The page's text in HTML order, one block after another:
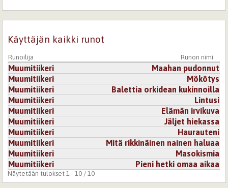
Kirjaudutairekisteröidykommentoidaksesi
Käyttäjän kaikki runot
Runoilija Runon nimi
Muumitiikeri
Maahan pudonnut
Muumitiikeri
Mökötys
Muumitiikeri
Balettia orkidean kukinnoilla
Muumitiikeri
Lintusi
Muumitiikeri
Elämän irvikuva
Muumitiikeri
Jäljet hiekassa
Muumitiikeri
Haurauteni
Muumitiikeri
Mitä rikkinäinen nainen haluaa
Muumitiikeri
Masokismia
Muumitiikeri
Pieni hetki omaa aikaa
Näytetään tulokset 1 - 10 / 10